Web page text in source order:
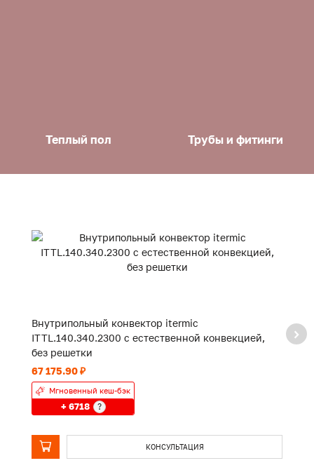
Теплый пол Трубы и фитинги
Внутрипольный конвектор itermic
ITTL.140.340.2300 с естественной конвекцией,
без решетки
67 175.90 ₽
Мгновенный кеш-бэк
+ 6718 ?
КОНСУЛЬТАЦИЯ